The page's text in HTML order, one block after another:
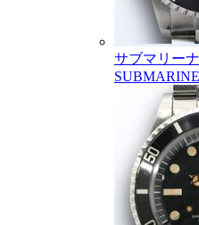
サブマリー